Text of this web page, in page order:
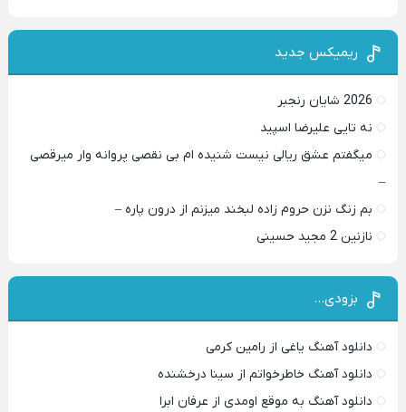
ریمیکس جدید
2026 شایان رنجبر
نه تایی علیرضا اسپید
میگفتم عشق ریالی نیست شنیده ام بی نقصی پروانه وار میرقصی
–
بم زنگ نزن حروم زاده لبخند میزنم از درون پاره –
نازنین 2 مجید حسینی
بزودی…
دانلود آهنگ یاغی از رامین کرمی
دانلود آهنگ خاطرخواتم از سینا درخشنده
دانلود آهنگ به موقع اومدی از عرفان ابرا